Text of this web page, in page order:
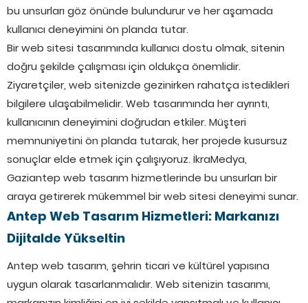
bu unsurları göz önünde bulundurur ve her aşamada
kullanıcı deneyimini ön planda tutar.
Bir web sitesi tasarımında kullanıcı dostu olmak, sitenin
doğru şekilde çalışması için oldukça önemlidir.
Ziyaretçiler, web sitenizde gezinirken rahatça istedikleri
bilgilere ulaşabilmelidir. Web tasarımında her ayrıntı,
kullanıcının deneyimini doğrudan etkiler. Müşteri
memnuniyetini ön planda tutarak, her projede kusursuz
sonuçlar elde etmek için çalışıyoruz. İkraMedya,
Gaziantep web tasarım hizmetlerinde bu unsurları bir
araya getirerek mükemmel bir web sitesi deneyimi sunar.
Antep Web Tasarım Hizmetleri: Markanızı
Dijitalde Yükseltin
Antep web tasarım, şehrin ticari ve kültürel yapısına
uygun olarak tasarlanmalıdır. Web sitenizin tasarımı,